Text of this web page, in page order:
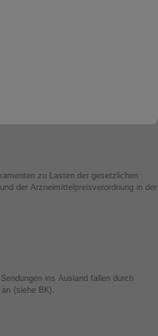
zu Lasten der gesetzlichen
der Arzneimittelpreisverordnung in der
ins Ausland fallen durch
(siehe BK).